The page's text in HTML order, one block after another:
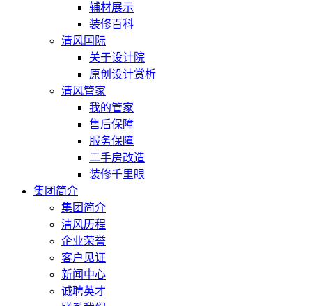
辅材展示
装修百科
清风国际
关于设计院
原创设计赏析
清风管家
我的管家
售后保障
服务保障
二手房改造
装修千里眼
集团简介
集团简介
清风历程
企业荣誉
客户见证
新闻中心
诚聘英才